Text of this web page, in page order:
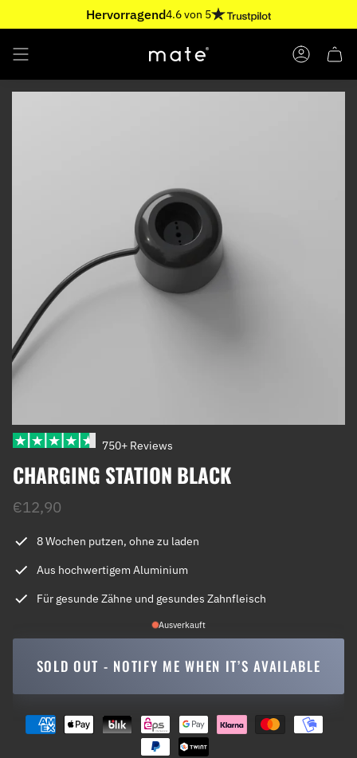
Hervorragend4.6 von 5
ACCOUNT
750+ Reviews
CHARGING STATION BLACK
€12,90
8 Wochen putzen, ohne zu laden
Aus hochwertigem Aluminium
Für gesunde Zähne und gesundes Zahnfleisch
Ausverkauft
SOLD OUT - NOTIFY ME WHEN IT’S AVAILABLE